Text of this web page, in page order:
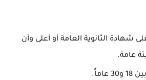
شهادة الثانوية العامة أو أعلى وأن
عامة.